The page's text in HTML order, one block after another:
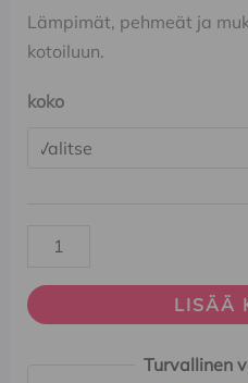
Lämpimät, pehmeät ja
kotoiluun.
koko
LISÄÄ
Turvallinen